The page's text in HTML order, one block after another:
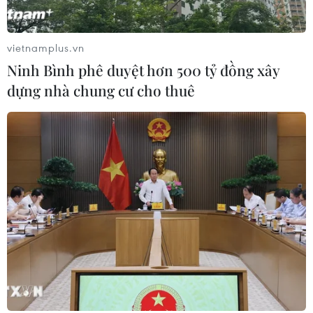
NGHE
Mỹ chưa chấp thuận
Israel đánh mục tiêu
năng lượng Iran
Mới đây, Bộ trưởng Quốc
phòng Israel - ông Israel
Katz cho biết Mỹ hiện
Chính quyền tỉnh Đồng
Nai xác minh thông tin
xuất hiện cá sấu tại suối
Cây Xanh
Chính quyền xã Đăk Ơ
(tỉnh Đồng Nai) đang xác
vietnamplus.vn
Ninh Bình phê duyệt hơn 500 tỷ đồng xây
dựng nhà chung cư cho thuê